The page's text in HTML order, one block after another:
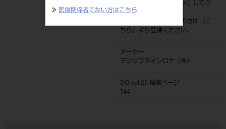
≫ 医療関係者でない方はこちら
ログイン
』してご
覧ください。
ネット会員登録がまだの方は『
こ
ちら
』より登録ください。
メーカー
デンツプライシロナ（株）
DO vol.26 掲載ページ
744